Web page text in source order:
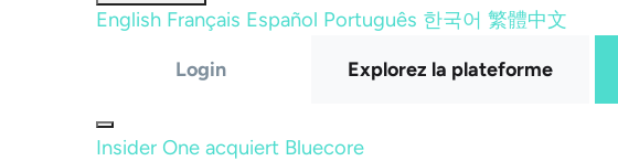
English Français Español Português 한국어 繁體中文
Login Explorez la plateforme
Insider One acquiert Bluecore